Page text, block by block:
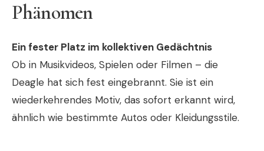
Phänomen
Ein fester Platz im kollektiven Gedächtnis
Ob in Musikvideos, Spielen oder Filmen – die
Deagle hat sich fest eingebrannt. Sie ist ein
wiederkehrendes Motiv, das sofort erkannt wird,
ähnlich wie bestimmte Autos oder Kleidungsstile.